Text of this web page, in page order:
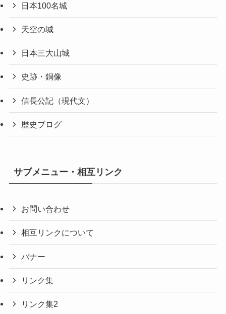
日本100名城
天空の城
日本三大山城
史跡・銅像
信長公記（現代文）
歴史ブログ
サブメニュー・相互リンク
お問い合わせ
相互リンクについて
バナー
リンク集
リンク集2